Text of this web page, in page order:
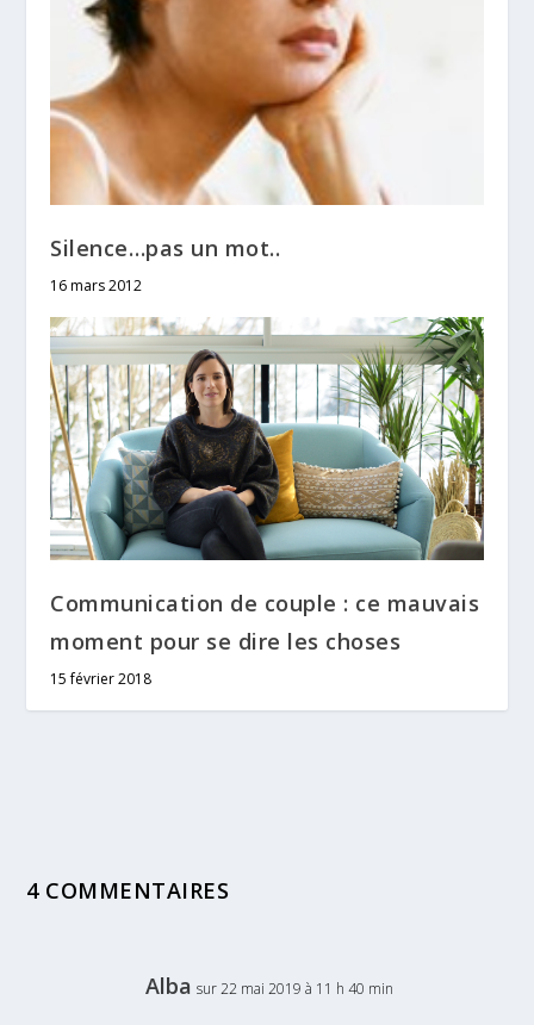
Silence…pas un mot..
16 mars 2012
Communication de couple : ce mauvais
moment pour se dire les choses
15 février 2018
4 COMMENTAIRES
Alba sur 22 mai 2019 à 11 h 40 min